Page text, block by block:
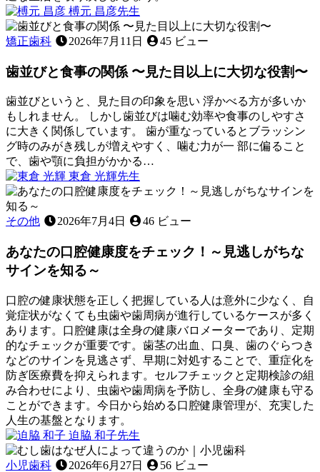
榑元 昌彦先生
年
6
22
日
顎
関
症
引
き
起
こ
す
頭
痛
の
真
～
見
逃
さ
れ
が
ち
な
原
因
を
知
る
～
矯正歯科 2026年7月11日 45 ビュー
歯並びと食事の関係 〜見た目以上に大切な役割〜
歯並びというと、見た目の印象を思い 浮かべる方が多いか
もしれません。 しかし歯並びは噛む効率や食事のしやすさ
に大きく関係しています。 歯が重なっているとブラッシン
グ時のみがき残しが増えやすく、噛む力が一 部に偏ること
で、歯や顎に負担がかかる…
東倉 光輝先生
年
月
日
歯
並
び
食
事
の
関
係
〜
見
た
目
以
上
に
大
切
な
その他 2026年7月4日 46 ビュー
あなたの口腔健康度をチェック！～見逃しがちな
サインを知る～
口腔の健康状態を正しく把握している人は意外に少なく、自
覚症状がなくても虫歯や歯周病が進行しているケースが多く
あります。口腔健康は全身の健康バロメーターであり、定期
的なチェックが重要です。歯茎の出血、口臭、歯のぐらつき
などのサインを見逃さず、早期に対処することで、重症化を
防ぎ医療費を抑えられます。セルフチェックと定期検診の組
み合わせにより、虫歯や歯周病を予防し、全身の健康も守る
ことができます。今日から始める口腔健康管理が、充実した
人生の基盤となります。
迫脇 和子先生
年
6
あ
な
小児歯科 2026年6月27日 56 ビュー